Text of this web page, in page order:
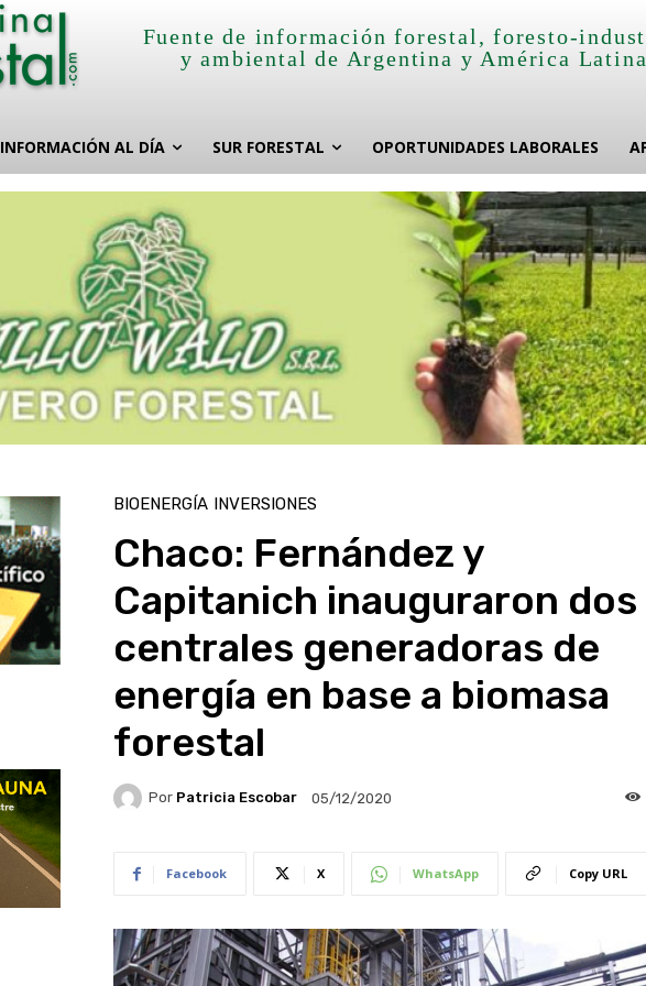
Fuente de información forestal, foresto-
y ambiental de Argentina y América
INFORMACIÓN AL DÍA SUR FORESTAL OPORTUNIDADES LABORALES
BIOENERGÍA INVERSIONES
Chaco: Fernández y
Capitanich inauguraron dos
centrales generadoras de
energía en base a biomasa
forestal
Por Patricia Escobar 05/12/2020
Facebook X WhatsApp Copy URL